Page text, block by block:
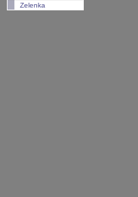
Zelenka